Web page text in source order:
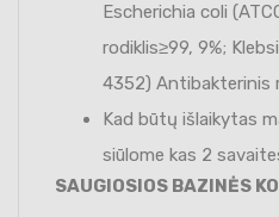
Escherichia coli
rodiklis≥99, 9%;
4352) Antibakterinis
Kad būtų išlaikytas
siūlome kas 2
SAUGIOSIOS BAZINĖS